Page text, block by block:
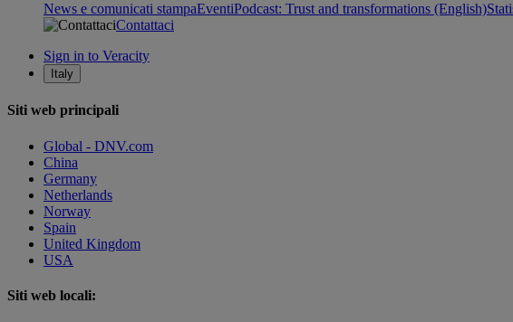
News e comunicati stampaEventiPodcast: Trust and transformations (English)
Contattaci
Sign in to Veracity
Italy
Siti web principali
Global - DNV.com
China
Germany
Netherlands
Norway
Spain
United Kingdom
USA
Siti web locali: